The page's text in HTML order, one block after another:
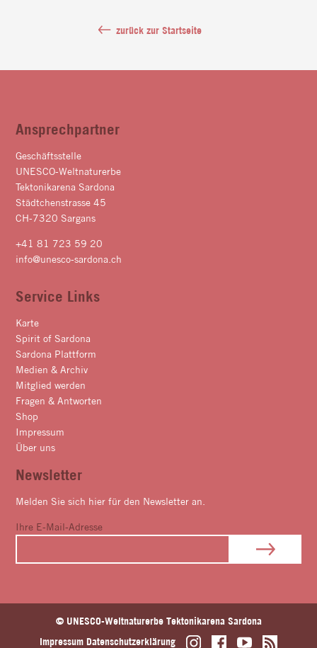
zurück zur Startseite
Ansprechpartner
Geschäftsstelle
UNESCO-Weltnaturerbe
Tektonikarena Sardona
Städtchenstrasse 45
CH-7320 Sargans
+41 81 723 59 20
info@unesco-sardona.ch
Service Links
Karte
Spirit of Sardona
Sardona Plattform
Medien & Archiv
Mitglied werden
Fragen & Antworten
Shop
Impressum
Über uns
Newsletter
Melden Sie sich hier für den Newsletter an.
Ihre E-Mail-Adresse
© UNESCO-Weltnaturerbe Tektonikarena Sardona
Impressum Datenschutzerklärung